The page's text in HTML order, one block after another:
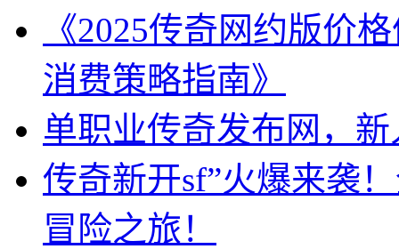
《2025传奇网约版价
消费策略指南》
单职业传奇发布网，
传奇新开sf”火爆来袭
冒险之旅！